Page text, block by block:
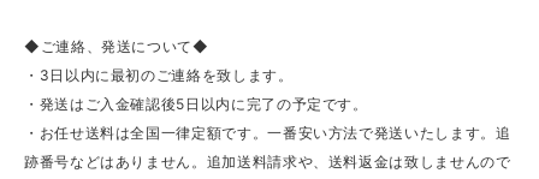
◆ご連絡、発送について◆
・3日以内に最初のご連絡を致します。
・発送はご入金確認後5日以内に完了の予定です。
・お任せ送料は全国一律定額です。一番安い方法で発送いたします。追
跡番号などはありません。追加送料請求や、送料返金は致しませんので